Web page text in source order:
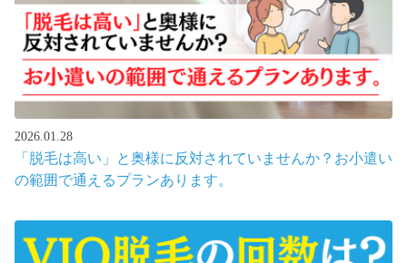
2026.01.28
「脱毛は高い」と奥様に反対されていませんか？お小遣い
の範囲で通えるプランあります。